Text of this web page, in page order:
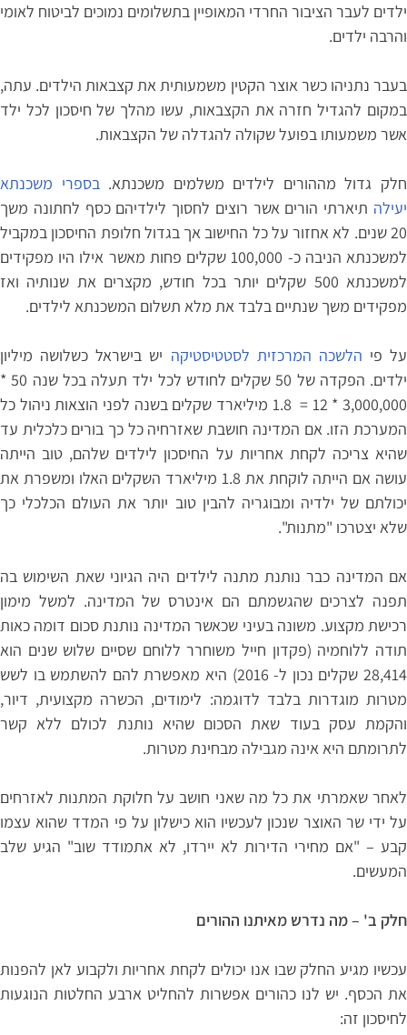
ילדים לעבר הציבור החרדי המאופיין בתשלומים נמוכים לביטוח לאומי
והרבה ילדים.
בעבר נתניהו כשר אוצר הקטין משמעותית את קצבאות הילדים. עתה,
במקום להגדיל חזרה את הקצבאות, עשו מהלך של חיסכון לכל ילד
אשר משמעותו בפועל שקולה להגדלה של הקצבאות.
חלק גדול מההורים לילדים משלמים משכנתא.בספרי משכנתא
יעילה תיארתי הורים אשר רוצים לחסוך לילדיהם כסף לחתונה משך
20 שנים. לא אחזור על כל החישוב אך בגדול חלופת החיסכון במקביל
למשכנתא הניבה כ- 100,000 שקלים פחות מאשר אילו היו מפקידים
למשכנתא 500 שקלים יותר בכל חודש, מקצרים את שנותיה ואז
מפקידים משך שנתיים בלבד את מלא תשלום המשכנתא לילדים.
על פי הלשכה המרכזית לסטטיסטיקה יש בישראל כשלושה מיליון
ילדים. הפקדה של 50 שקלים לחודש לכל ילד תעלה בכל שנה 50 *
3,000,000 * 12 = 1.8 מיליארד שקלים בשנה לפני הוצאות ניהול כל
המערכת הזו. אם המדינה חושבת שאזרחיה כל כך בורים כלכלית עד
שהיא צריכה לקחת אחריות על החיסכון לילדים שלהם, טוב הייתה
עושה אם הייתה לוקחת את 1.8 מיליארד השקלים האלו ומשפרת את
יכולתם של ילדיה ומבוגריה להבין טוב יותר את העולם הכלכלי כך
שלא יצטרכו "מתנות".
אם המדינה כבר נותנת מתנה לילדים היה הגיוני שאת השימוש בה
תפנה לצרכים שהגשמתם הם אינטרס של המדינה. למשל מימון
רכישת מקצוע. משונה בעיני שכאשר המדינה נותנת סכום דומה כאות
תודה ללוחמיה (פקדון חייל משוחרר ללוחם שסיים שלוש שנים הוא
28,414 שקלים נכון ל- 2016) היא מאפשרת להם להשתמש בו לשש
מטרות מוגדרות בלבד לדוגמה: לימודים, הכשרה מקצועית, דיור,
והקמת עסק בעוד שאת הסכום שהיא נותנת לכולם ללא קשר
לתרומתם היא אינה מגבילה מבחינת מטרות.
לאחר שאמרתי את כל מה שאני חושב על חלוקת המתנות לאזרחים
על ידי שר האוצר שנכון לעכשיו הוא כישלון על פי המדד שהוא עצמו
קבע – "אם מחירי הדירות לא יירדו, לא אתמודד שוב" הגיע שלב
המעשים.
חלק ב' – מה נדרש מאיתנו ההורים
עכשיו מגיע החלק שבו אנו יכולים לקחת אחריות ולקבוע לאן להפנות
את הכסף. יש לנו כהורים אפשרות להחליט ארבע החלטות הנוגעות
לחיסכון זה: